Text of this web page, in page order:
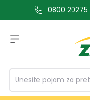
glavni sadržaj0800 20275